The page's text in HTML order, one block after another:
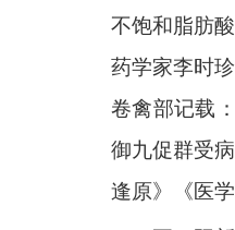
不饱和脂肪
药学家李时
卷禽部记载
御九促群受
逢原》《医